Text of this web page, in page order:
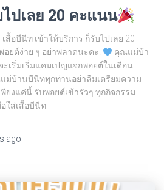
ปเลย 20 คะแนน
สื้อบีนีท เข้าให้บริการ ก็รับไปเลย 20
อยต์ง่าย ๆ อย่าพลาดนะคะ!
คุณแม่บ้า
ะเริ่มเริ่มแคมเปญแจกพอยต์ในเดือน
ม่บ้านบีนีททุกท่านอย่าลืมเตรียมความ
ยงแค่นี้ รับพอยต์เข้ารัวๆ ทุกกิจกรรม
นนเมื่อใส่เสื้อบีนีท
ago